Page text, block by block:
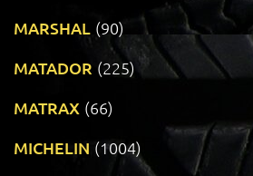
MARSHAL (90)
MATADOR (225)
MATRAX (66)
MICHELIN (1004)